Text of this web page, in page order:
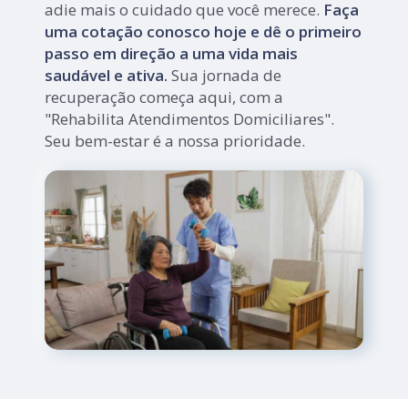
adie mais o cuidado que você merece. Faça
uma cotação conosco hoje e dê o primeiro
passo em direção a uma vida mais
saudável e ativa. Sua jornada de
recuperação começa aqui, com a
"Rehabilita Atendimentos Domiciliares".
Seu bem-estar é a nossa prioridade.